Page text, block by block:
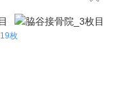
19枚